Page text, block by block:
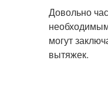
Довольно
могут
вытяжек.